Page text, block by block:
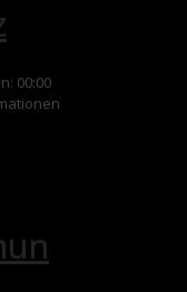
00:00